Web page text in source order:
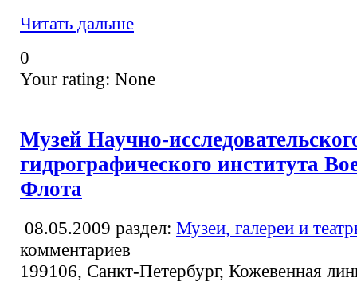
Читать дальше
0
Your rating: None
Музей Научно-
гидрографического института
Флота
08.05.2009 раздел: Музеи, галереи и
комментариев
199106, Санкт-Петербург, Кожевенная